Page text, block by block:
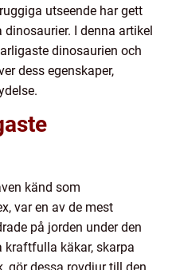
utseende har gett
I denna artikel
dinosaurien och
dess egenskaper,
känd som
var en av de mest
på jorden under den
kraftfulla käkar, skarpa